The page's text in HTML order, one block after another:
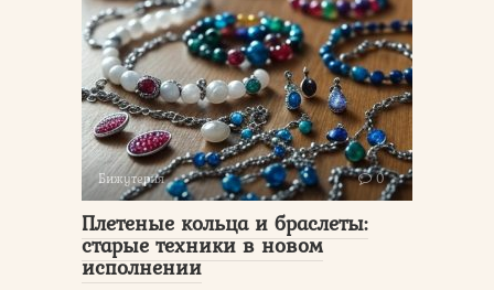
Бижутерия 0
Плетеные кольца и браслеты:
старые техники в новом
исполнении